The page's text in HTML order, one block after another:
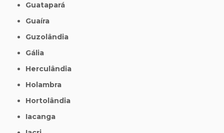
Guatapará
Guaíra
Guzolândia
Gália
Herculândia
Holambra
Hortolândia
Iacanga